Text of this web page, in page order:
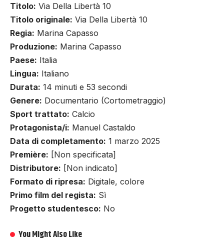
Titolo: Via Della Libertà 10
Titolo originale: Via Della Libertà 10
Regia: Marina Capasso
Produzione: Marina Capasso
Paese: Italia
Lingua: Italiano
Durata: 14 minuti e 53 secondi
Genere: Documentario (Cortometraggio)
Sport trattato: Calcio
Protagonista/i: Manuel Castaldo
Data di completamento: 1 marzo 2025
Première: [Non specificata]
Distributore: [Non indicato]
Formato di ripresa: Digitale, colore
Primo film del regista: Sì
Progetto studentesco: No
You Might Also Like